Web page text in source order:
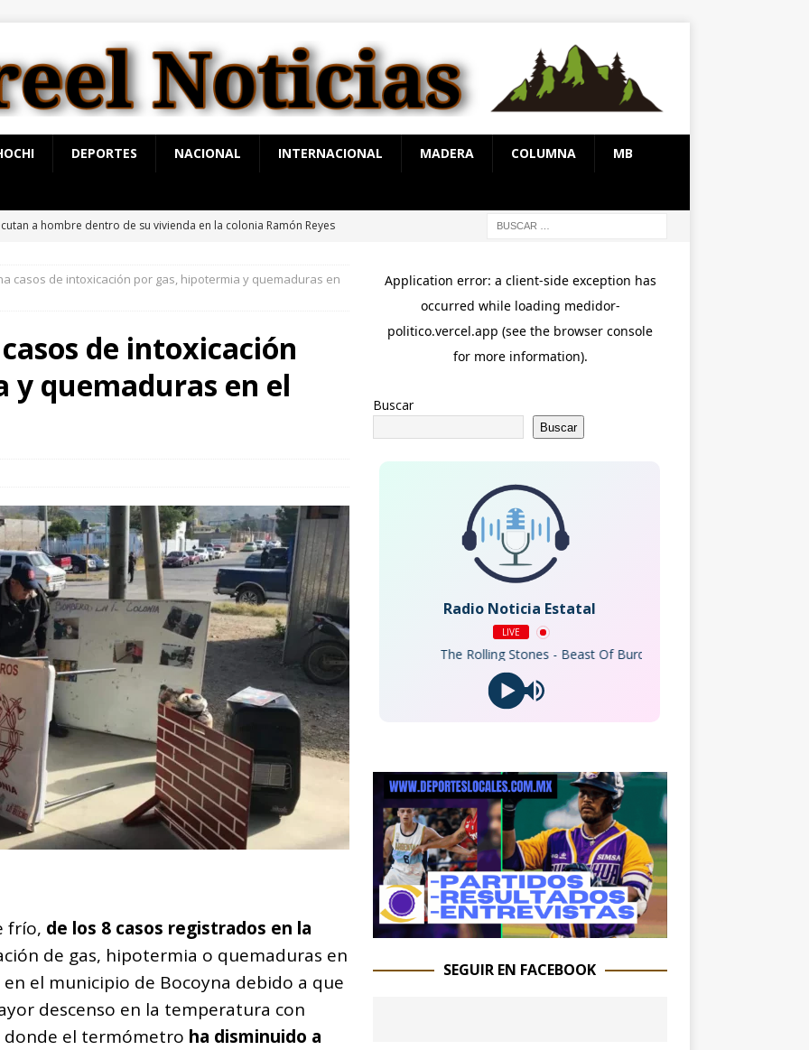
DEPORTES NACIONAL INTERNACIONAL MADERA COLUMNA MB
a hombre dentro de su vivienda en la colonia Ramón Reyes
secretario de Salud atención y operación de Centros de
lluvias muy fuertes y tormentas eléctricas en la región
viernes
BOCOYNA
César Jáuregui la importancia de atender las colonias con
casos de intoxicación por gas, hipotermia y quemaduras en
de intoxicación
y quemaduras en el
frío, de los 8 casos registrados en la
de gas, hipotermia o quemaduras en
el municipio de Bocoyna debido a que
descenso en la temperatura con
donde el termómetro ha disminuido a
Buscar
Buscar
Radio Noticia Estatal
LIVE
The Rolling Stones - Beast Of Burden (Remastered 1994)
SEGUIR EN FACEBOOK